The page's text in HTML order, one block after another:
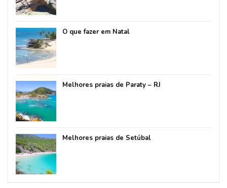
O que fazer em Natal
Melhores praias de Paraty – RJ
Melhores praias de Setúbal